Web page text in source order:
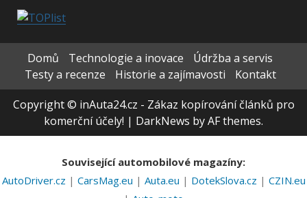
Domů Technologie a inovace
Údržba a servis
Testy a recenze
Historie a zajímavosti
Kontakt
Copyright © inAuta24.cz - Zákaz kopírování článků pro
komerční účely! | DarkNews by AF themes.
Související automobilové magazíny:
AutoDriver.cz | CarsMag.eu | Auta.eu | DotekSlova.cz | CZIN.eu